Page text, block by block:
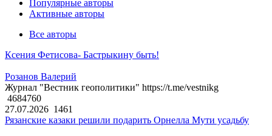
Популярные авторы
Активные авторы
Все авторы
Ксения Фетисова- Бастрыкину быть!
Розанов Валерий
Журнал "Вестник геополитики" https://t.me/vestnikg
4684760
27.07.2026 1461
Рязанские казаки решили подарить Орнелла Мути усадьбу